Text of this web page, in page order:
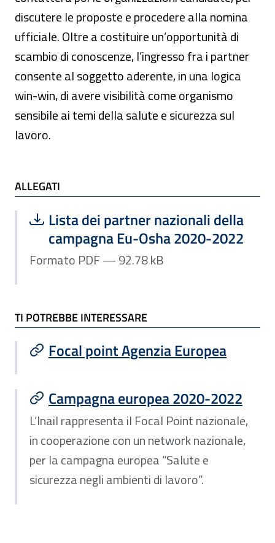
discutere le proposte e procedere alla nomina
ufficiale. Oltre a costituire un’opportunità di
scambio di conoscenze, l’ingresso fra i partner
consente al soggetto aderente, in una logica
win-win, di avere visibilità come organismo
sensibile ai temi della salute e sicurezza sul
lavoro.
ALLEGATI e TI POTREBBE INTERESSARE
ALLEGATI
Scarica file:
Lista dei partner nazionali della
campagna Eu-Osha 2020-2022
Formato PDF — Dimensione 92.78 kB
Formato PDF — 92.78 kB
TI POTREBBE INTERESSARE
Focal point Agenzia Europea
Campagna europea 2020-2022
L’Inail rappresenta il Focal Point nazionale,
in cooperazione con un network nazionale,
per la campagna europea “Salute e
sicurezza negli ambienti di lavoro”.